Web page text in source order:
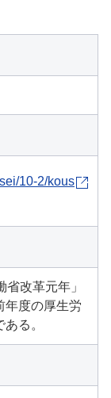
10-2/kous
改革元年」
年度の厚生労
る。